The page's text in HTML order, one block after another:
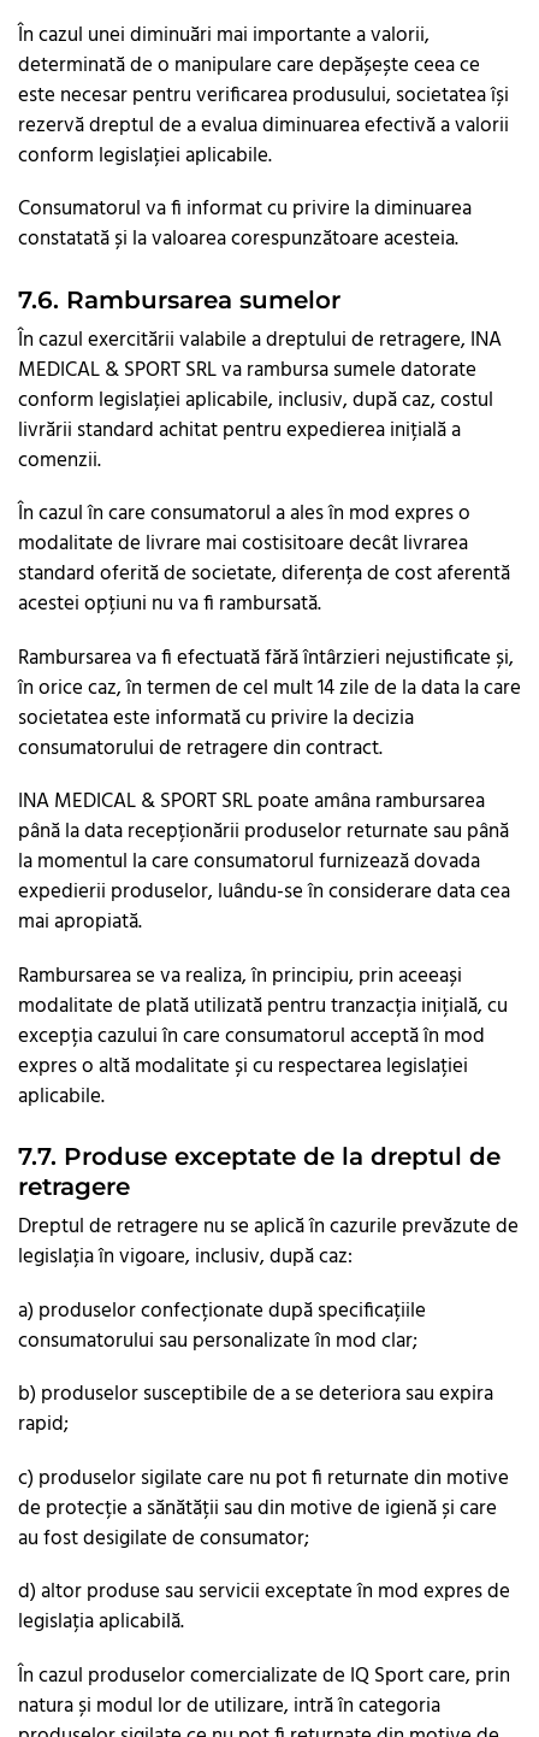
În cazul unei diminuări mai importante a valorii,
determinată de o manipulare care depășește ceea ce
este necesar pentru verificarea produsului, societatea își
rezervă dreptul de a evalua diminuarea efectivă a valorii
conform legislației aplicabile.
Consumatorul va fi informat cu privire la diminuarea
constatată și la valoarea corespunzătoare acesteia.
7.6. Rambursarea sumelor
În cazul exercitării valabile a dreptului de retragere, INA
MEDICAL & SPORT SRL va rambursa sumele datorate
conform legislației aplicabile, inclusiv, după caz, costul
livrării standard achitat pentru expedierea inițială a
comenzii.
În cazul în care consumatorul a ales în mod expres o
modalitate de livrare mai costisitoare decât livrarea
standard oferită de societate, diferența de cost aferentă
acestei opțiuni nu va fi rambursată.
Rambursarea va fi efectuată fără întârzieri nejustificate și,
în orice caz, în termen de cel mult 14 zile de la data la care
societatea este informată cu privire la decizia
consumatorului de retragere din contract.
INA MEDICAL & SPORT SRL poate amâna rambursarea
până la data recepționării produselor returnate sau până
la momentul la care consumatorul furnizează dovada
expedierii produselor, luându-se în considerare data cea
mai apropiată.
Rambursarea se va realiza, în principiu, prin aceeași
modalitate de plată utilizată pentru tranzacția inițială, cu
excepția cazului în care consumatorul acceptă în mod
expres o altă modalitate și cu respectarea legislației
aplicabile.
7.7. Produse exceptate de la dreptul de
retragere
Dreptul de retragere nu se aplică în cazurile prevăzute de
legislația în vigoare, inclusiv, după caz:
a) produselor confecționate după specificațiile
consumatorului sau personalizate în mod clar;
b) produselor susceptibile de a se deteriora sau expira
rapid;
c) produselor sigilate care nu pot fi returnate din motive
de protecție a sănătății sau din motive de igienă și care
au fost desigilate de consumator;
d) altor produse sau servicii exceptate în mod expres de
legislația aplicabilă.
În cazul produselor comercializate de IQ Sport care, prin
natura și modul lor de utilizare, intră în categoria